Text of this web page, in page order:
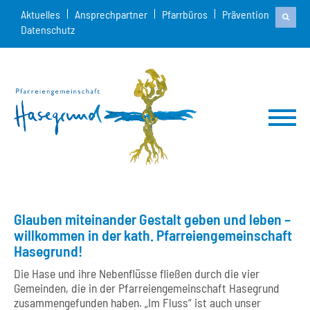
Aktuelles Ansprechpartner Pfarrbüros
Prävention
Datenschutz
Glauben miteinander Gestalt geben und leben –
willkommen in der kath. Pfarreiengemeinschaft
Hasegrund!
Die Hase und ihre Nebenflüsse fließen durch die vier
Gemeinden, die in der Pfarreiengemeinschaft Hasegrund
zusammengefunden haben. „Im Fluss“ ist auch unser